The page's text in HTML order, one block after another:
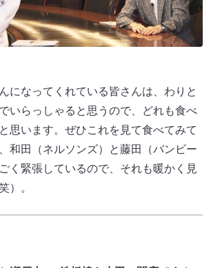
になってくれている皆さんは、わりと
いらっしゃると思うので、どれも食べ
思います。ぜひこれを見て食べてみて
和田（ネルソンズ）と藤田（バンビー
く緊張しているので、それも暖かく見
）。